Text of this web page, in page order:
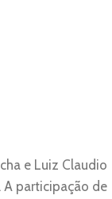
e Luiz Claudio
A participação de